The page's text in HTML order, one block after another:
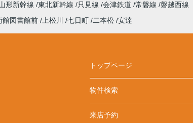
形新幹線 東北新幹線 只見線 会津鉄道 常磐線 磐越西線
館図書館前 上松川 七日町 二本松 安達
トップページ
物件検索
来店予約